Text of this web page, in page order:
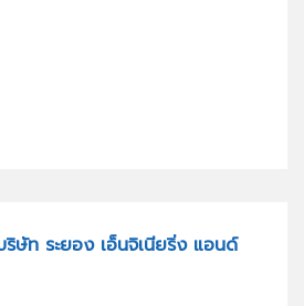
ษัท ระยอง เอ็นจิเนียริ่ง แอนด์